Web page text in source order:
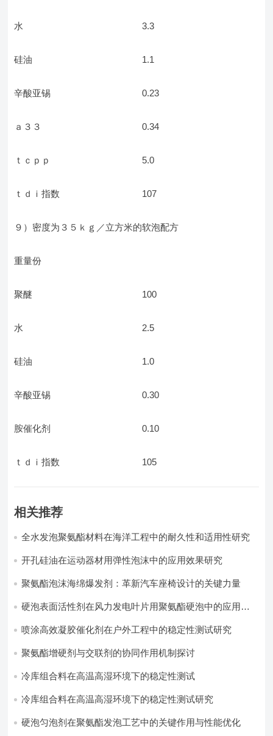
水 3.3
硅油 1.1
辛酸亚锡 0.23
ａ３３ 0.34
ｔｃｐｐ 5.0
ｔｄｉ指数 107
９）密度为３５ｋｇ／立方米的软泡配方
重量份
聚醚 100
水 2.5
硅油 1.0
辛酸亚锡 0.30
胺催化剂 0.10
ｔｄｉ指数 105
相关推荐
全水发泡聚氨酯材料在海洋工程中的耐久性和适用性研究
开孔硅油在运动器材用弹性泡沫中的应用效果研究
聚氨酯泡沫海绵爆发剂：革新汽车座椅设计的关键力量​
硬泡表面活性剂在风力发电叶片用聚氨酯硬泡中的应用实
喷涂高效凝胶催化剂在户外工程中的稳定性测试研究
聚氨酯增硬剂与交联剂的协同作用机制探讨
冷库组合料在高温高湿环境下的稳定性测试​
冷库组合料在高温高湿环境下的稳定性测试研究
硬泡匀泡剂在聚氨酯发泡工艺中的关键作用与性能优化